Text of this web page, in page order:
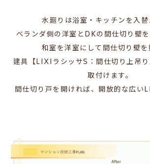
水廻りは浴室・キッチンを入替
ベランダ側の洋室とDKの間仕切り壁
和室を洋室にして間仕切り壁を
建具【LIXIラシッサS：間仕切り上吊
取付けます。
間仕切り戸を開ければ、開放的な広い